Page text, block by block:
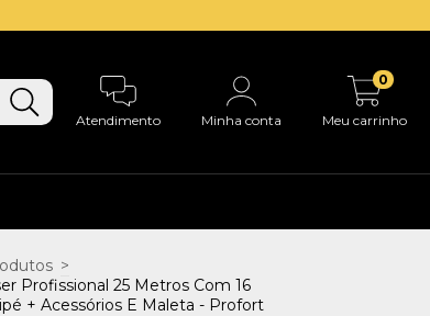
Atendimento Minha conta Meu carrinho
0
>
Profissional 25 Metros Com 16
+ Acessórios E Maleta - Profort